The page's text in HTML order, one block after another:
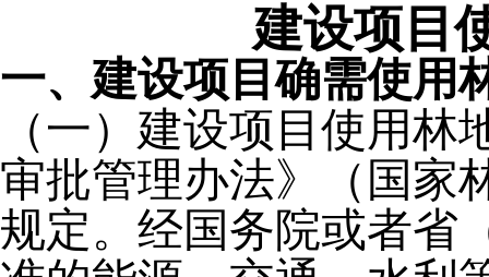
建设项目
一、建设项目确需使用
（一）建设项目使用
审批管理办法》（国家
规定。经国务院或者省